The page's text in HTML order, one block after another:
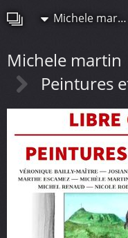
Michele martin
Michele martin
Peintures